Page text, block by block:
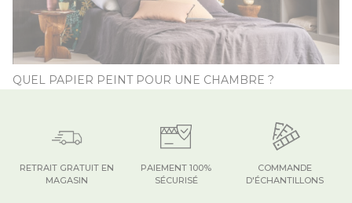
QUEL PAPIER PEINT POUR UNE CHAMBRE ?
COMMANDE
D'ÉCHANTILLONS
PAIEMENT 100%
SÉCURISÉ
RETRAIT GRATUIT EN
MAGASIN